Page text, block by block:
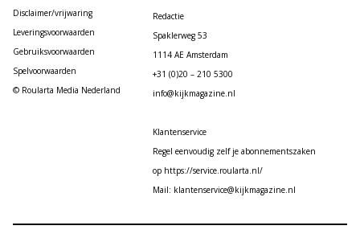
Disclaimer/vrijwaring
Leveringsvoorwaarden
Gebruiksvoorwaarden
Spelvoorwaarden
© Roularta Media Nederland
Redactie
Spaklerweg 53
1114 AE Amsterdam
+31 (0)20 – 210 5300
info@kijkmagazine.nl
Klantenservice
Regel eenvoudig zelf je abonnementszaken
op https://service.roularta.nl/
Mail: klantenservice@kijkmagazine.nl